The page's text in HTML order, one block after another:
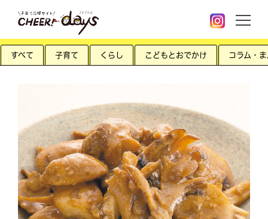
すべて 子育て くらし こどもとおでかけ コラム・